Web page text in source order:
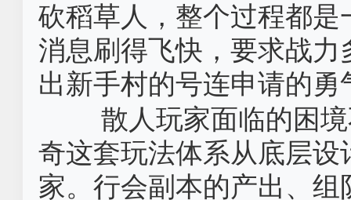
砍稻草人，整个过程都
消息刷得飞快，要求战
出新手村的号连申请的勇
散人玩家面临的困
奇这套玩法体系从底层
家。行会副本的产出、